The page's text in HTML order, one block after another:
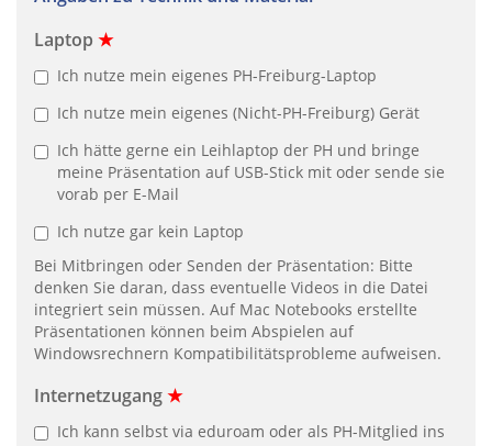
Laptop ★
Ich nutze mein eigenes PH-Freiburg-Laptop
Ich nutze mein eigenes (Nicht-PH-Freiburg) Gerät
Ich hätte gerne ein Leihlaptop der PH und bringe
meine Präsentation auf USB-Stick mit oder sende sie
vorab per E-Mail
Ich nutze gar kein Laptop
Bei Mitbringen oder Senden der Präsentation: Bitte
denken Sie daran, dass eventuelle Videos in die Datei
integriert sein müssen. Auf Mac Notebooks erstellte
Präsentationen können beim Abspielen auf
Windowsrechnern Kompatibilitätsprobleme aufweisen.
Internetzugang★
Ich kann selbst via eduroam oder als PH-Mitglied ins